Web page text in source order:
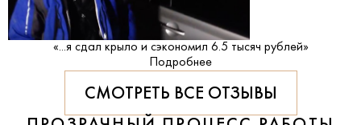
«...я сдал крыло и сэкономил 6.5 тысяч рублей»
Подробнее
СМОТРЕТЬ ВСЕ ОТЗЫВЫ